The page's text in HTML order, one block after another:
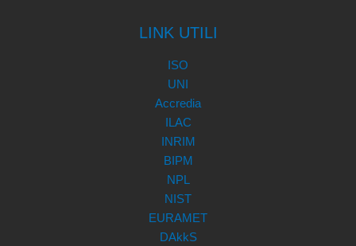
LINK UTILI
ISO
UNI
Accredia
ILAC
INRIM
BIPM
NPL
NIST
EURAMET
DAkkS